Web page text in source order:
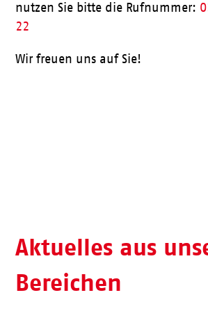
nutzen Sie bitte die Rufnummer:
22
Wir freuen uns auf Sie!
Aktuelles aus
Bereichen